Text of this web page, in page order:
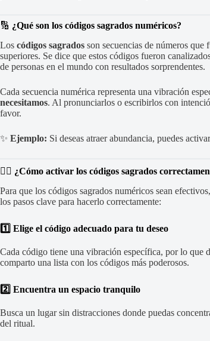
🔢 ¿Qué son los códigos sagrados numéricos?
Los códigos sagrados son secuencias de números
superiores. Se dice que estos códigos fueron
de personas en el mundo con resultados sorprendentes.
Cada secuencia numérica representa una vibración
necesitamos. Al pronunciarlos o escribirlos con
favor.
✨ Ejemplo: Si deseas atraer abundancia, puedes
🧘‍♀️ ¿Cómo activar los códigos sagrados
Para que los códigos sagrados numéricos sean
los pasos clave para hacerlo correctamente:
1️⃣ Elige el código adecuado para tu deseo
Cada código tiene una vibración específica, por lo que
comparto una lista con los códigos más poderosos.
2️⃣ Encuentra un espacio tranquilo
Busca un lugar sin distracciones donde puedas
del ritual.